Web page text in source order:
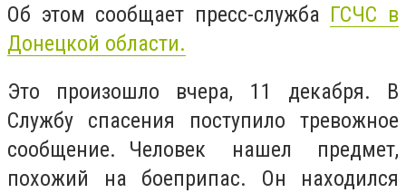
Об этом сообщает пресс-служба ГСЧС в
Донецкой области.
Это произошло вчера, 11 декабря. В
Службу спасения поступило тревожное
сообщение. Человек нашел предмет,
похожий на боеприпас. Он находился